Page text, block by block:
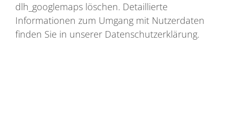
dlh_googlemaps löschen. Detaillierte
Informationen zum Umgang mit Nutzerdaten
finden Sie in unserer Datenschutzerklärung.